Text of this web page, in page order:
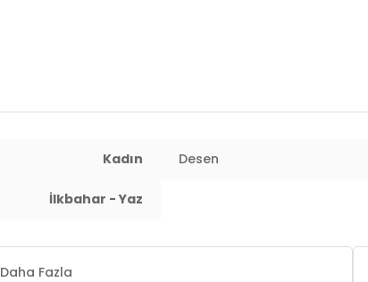
Kadın Desen
İlkbahar - Yaz
Daha Fazla